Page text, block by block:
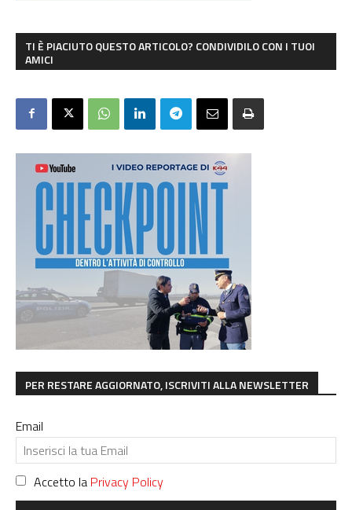
TI È PIACIUTO QUESTO ARTICOLO? CONDIVIDILO CON I TUOI
AMICI
PER RESTARE AGGIORNATO, ISCRIVITI ALLA NEWSLETTER
Email
Accetto la Privacy Policy